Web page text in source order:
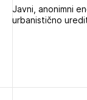
Javni, anonimni
urbanistično